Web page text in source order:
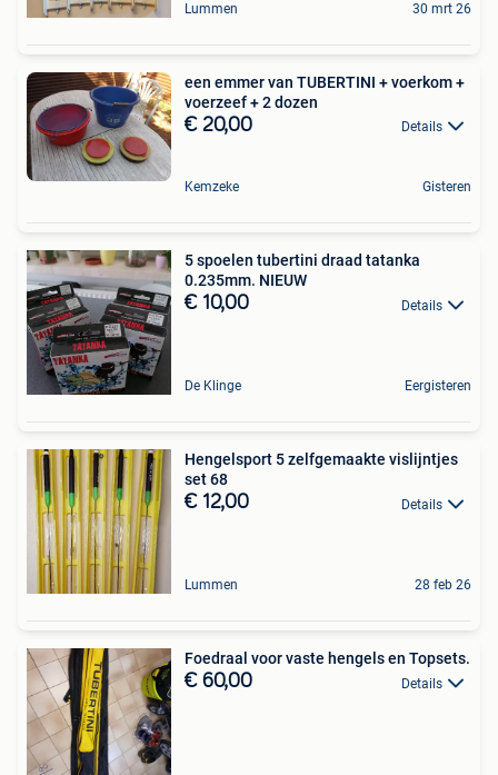
Lummen 30 mrt 26
een emmer van TUBERTINI + voerkom +
voerzeef + 2 dozen
€ 20,00 Details
Kemzeke Gisteren
5 spoelen tubertini draad tatanka
0.235mm. NIEUW
€ 10,00 Details
De Klinge Eergisteren
Hengelsport 5 zelfgemaakte vislijntjes
set 68
€ 12,00 Details
Lummen 28 feb 26
Foedraal voor vaste hengels en Topsets.
€ 60,00 Details